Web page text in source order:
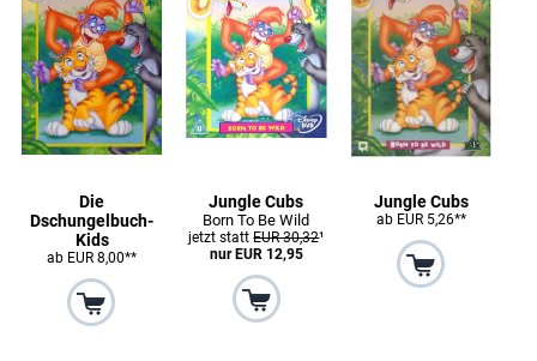
Die
Dschungelbuch-
Kids
ab EUR 8,00**
Jungle Cubs
Born To Be Wild
jetzt stattEUR 30,32¹
nur EUR 12,95
Jungle Cubs
ab EUR 5,26**